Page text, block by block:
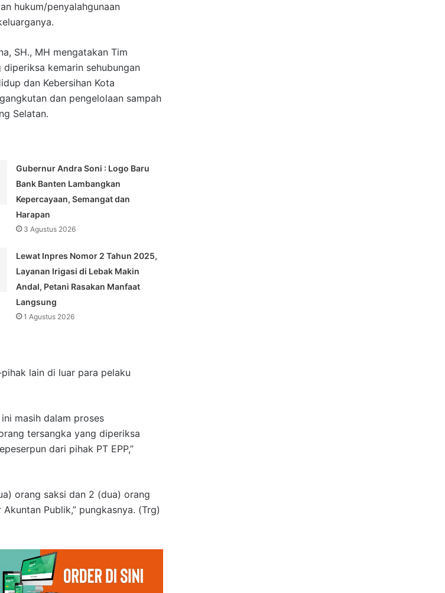
hukum/penyalahgunaan
SH., MH mengatakan Tim
kemarin sehubungan
dan Kebersihan Kota
dan pengelolaan sampah
Selatan.
Gubernur Andra Soni : Logo Baru
Bank Banten Lambangkan
Kepercayaan, Semangat dan
Harapan
3 Agustus 2026
Lewat Inpres Nomor 2 Tahun 2025,
Layanan Irigasi di Lebak Makin
Andal, Petani Rasakan Manfaat
Langsung
1 Agustus 2026
lain di luar para pelaku
masih dalam proses
tersangka yang diperiksa
dari pihak PT EPP,”
orang saksi dan 2 (dua) orang
Publik,” pungkasnya. (Trg)